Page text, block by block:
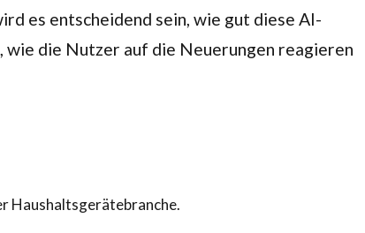
es entscheidend sein, wie gut diese AI-
die Nutzer auf die Neuerungen reagieren
Haushaltsgerätebranche.